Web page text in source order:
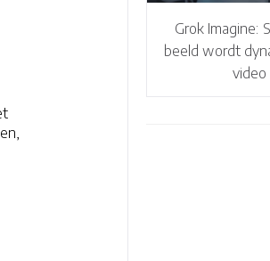
Grok Imagine:
beeld wordt
video